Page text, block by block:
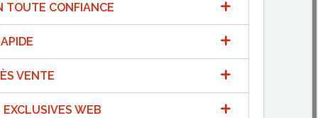
TOUTE CONFIANCE
VENTE
WEB